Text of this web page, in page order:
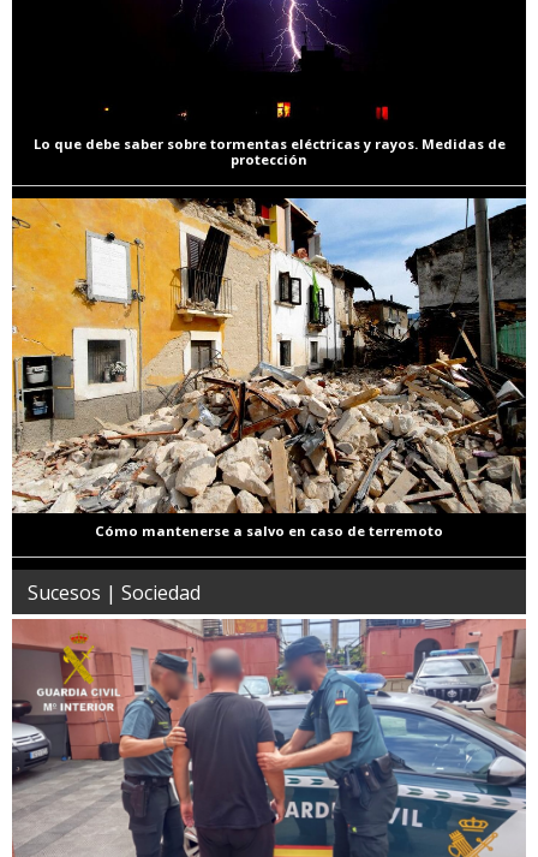
Lo que debe saber sobre tormentas eléctricas y rayos. Medidas de
protección
Cómo mantenerse a salvo en caso de terremoto
Sucesos | Sociedad